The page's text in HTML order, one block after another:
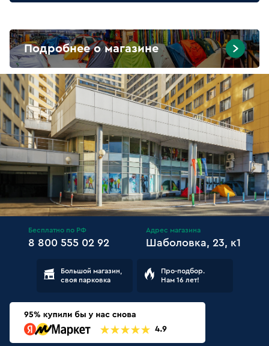
Подробнее о магазине
Бесплатно по РФ
8 800 555 02 92
Адрес магазина
Шаболовка, 23, к1
Большой магазин,
своя парковка
Про-подбор.
Нам 16 лет!